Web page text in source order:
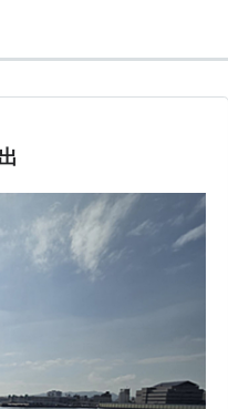
から世代・地域・ジ
ちも含めた地域の
な原動力となりま
できた新しい縁が、